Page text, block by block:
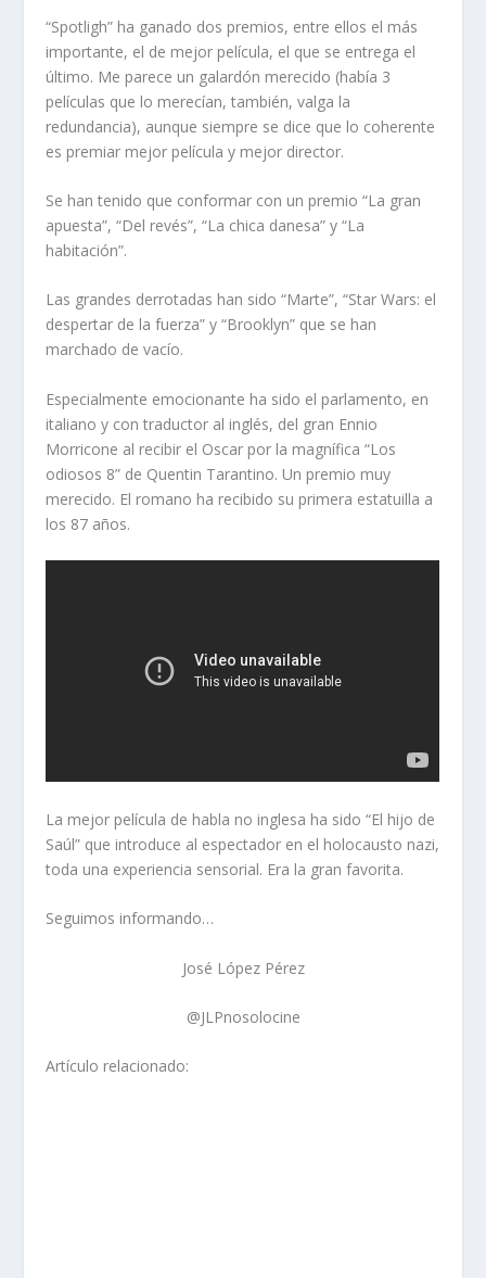
“Spotligh” ha ganado dos premios, entre ellos el más
importante, el de mejor película, el que se entrega el
último. Me parece un galardón merecido (había 3
películas que lo merecían, también, valga la
redundancia), aunque siempre se dice que lo coherente
es premiar mejor película y mejor director.
Se han tenido que conformar con un premio “La gran
apuesta”, “Del revés”, “La chica danesa” y “La
habitación”.
Las grandes derrotadas han sido “Marte”, “Star Wars: el
despertar de la fuerza” y “Brooklyn” que se han
marchado de vacío.
Especialmente emocionante ha sido el parlamento, en
italiano y con traductor al inglés, del gran Ennio
Morricone al recibir el Oscar por la magnífica “Los
odiosos 8” de Quentin Tarantino. Un premio muy
merecido. El romano ha recibido su primera estatuilla a
los 87 años.
La mejor película de habla no inglesa ha sido “El hijo de
Saúl” que introduce al espectador en el holocausto nazi,
toda una experiencia sensorial. Era la gran favorita.
Seguimos informando…
José López Pérez
@JLPnosolocine
Artículo relacionado: